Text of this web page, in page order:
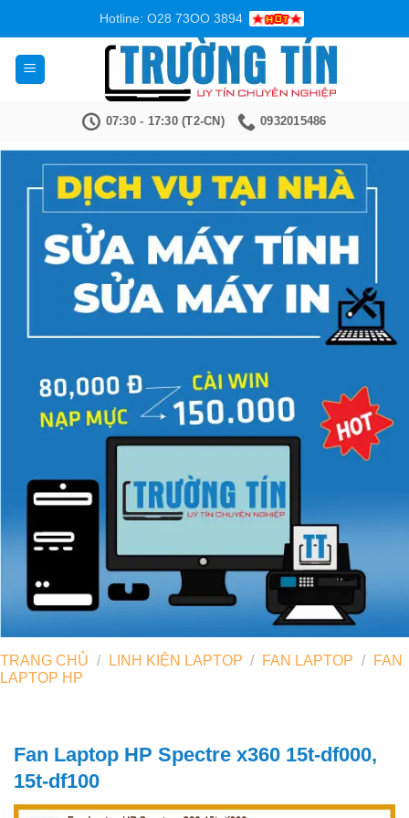
nội
dung
Hotline: O28 73OO 3894
07:30 - 17:30 (T2-CN) 0932015486
TRANG CHỦ / LINH KIỆN LAPTOP / FAN LAPTOP /
FAN
LAPTOP HP
Fan Laptop HP Spectre x360 15t-df000,
15t-df100